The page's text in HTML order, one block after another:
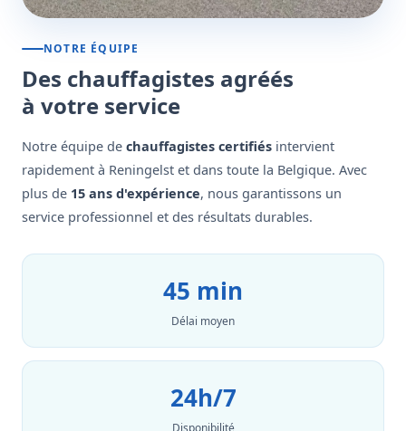
NOTRE ÉQUIPE
Des chauffagistes agréés
à votre service
Notre équipe de chauffagistes certifiés intervient
rapidement à Reningelst et dans toute la Belgique. Avec
plus de 15 ans d'expérience, nous garantissons un
service professionnel et des résultats durables.
45 min
Délai moyen
24h/7
Disponibilité